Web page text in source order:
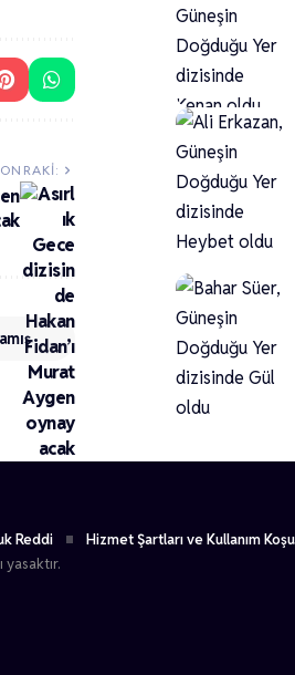
Reddi Hizmet Şartları ve Kullanım